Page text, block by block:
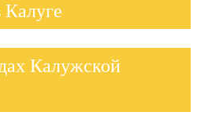
Калужской